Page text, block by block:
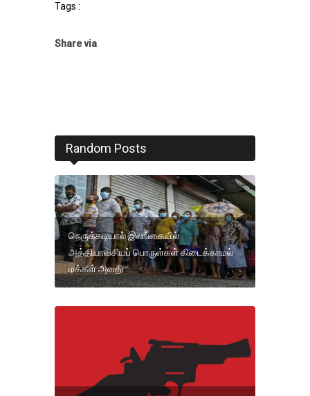
Tags :
Share via
Random Posts
நெருக்கடியால் இலங்கையில்
அத்தியாவசியப் பொருள்கள் கிடைக்காமல்
மக்கள் அவதி